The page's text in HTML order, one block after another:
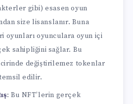
gibi) esasen oyun
size lisanslanır. Buna
oyunları oyunculara oyun içi
sahipliğini sağlar. Bu
değiştirilemez tokenlar
edilir.
: Bu NFT’lerin gerçek